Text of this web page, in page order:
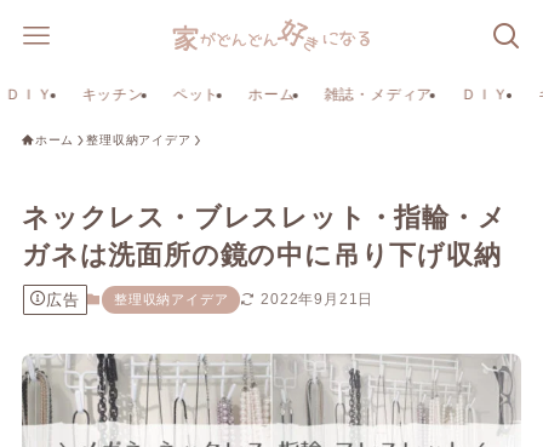
ＤＩＹ キッチン ペット ホーム 雑誌・メディア ＤＩＹ
ホーム 整理収納アイデア
ネックレス・ブレスレット・指輪・メ
ガネは洗面所の鏡の中に吊り下げ収納
広告 整理収納アイデア 2022年9月21日